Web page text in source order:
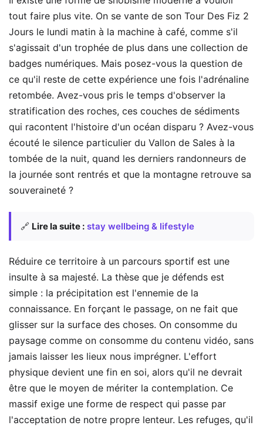
tout faire plus vite. On se vante de son Tour Des Fiz 2
Jours le lundi matin à la machine à café, comme s'il
s'agissait d'un trophée de plus dans une collection de
badges numériques. Mais posez-vous la question de
ce qu'il reste de cette expérience une fois l'adrénaline
retombée. Avez-vous pris le temps d'observer la
stratification des roches, ces couches de sédiments
qui racontent l'histoire d'un océan disparu ? Avez-vous
écouté le silence particulier du Vallon de Sales à la
tombée de la nuit, quand les derniers randonneurs de
la journée sont rentrés et que la montagne retrouve sa
souveraineté ?
🔗 Lire la suite : stay wellbeing & lifestyle
Réduire ce territoire à un parcours sportif est une
insulte à sa majesté. La thèse que je défends est
simple : la précipitation est l'ennemie de la
connaissance. En forçant le passage, on ne fait que
glisser sur la surface des choses. On consomme du
paysage comme on consomme du contenu vidéo, sans
jamais laisser les lieux nous imprégner. L'effort
physique devient une fin en soi, alors qu'il ne devrait
être que le moyen de mériter la contemplation. Ce
massif exige une forme de respect qui passe par
l'acceptation de notre propre lenteur. Les refuges, qu'il